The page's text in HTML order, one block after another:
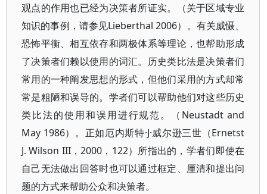
观点的作用也已经为决策者所证实。（关于区域专业
知识的事例，请参见Lieberthal 2006）。有关威慑、
恐怖平衡、相互依存和两极体系等理论，也帮助形成
了决策者们赖以使用的词汇。历史类比法是决策者们
常用的一种阐发思想的形式，但他们采用的方式却常
常是粗陋和误导的。学者们可以帮助他们对这些历史
类比法的使用和误用进行规范。（Neustadt and
May 1986）。正如厄内斯特·J·威尔逊三世（Ernetst
J. Wilson III，2000，122）所指出的，学者们即使在
自己无法做出回答时也可以通过框定、厘清和提出问
题的方式来帮助公众和决策者。